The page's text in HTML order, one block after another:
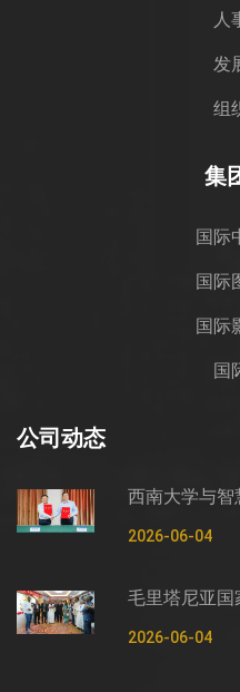
人
发
组
集
国际
国际
国际
国
公司动态
2026-06-04
2026-06-04